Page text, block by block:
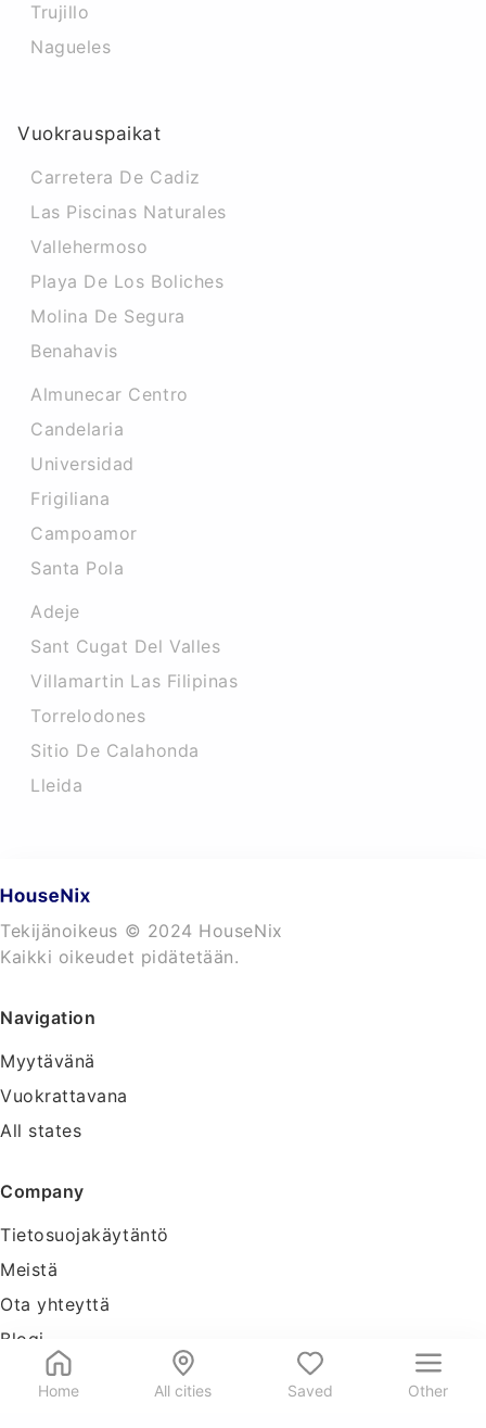
Home All cities Saved Other
Trujillo
Nagueles
Vuokrauspaikat
Carretera De Cadiz
Las Piscinas Naturales
Vallehermoso
Playa De Los Boliches
Molina De Segura
Benahavis
Almunecar Centro
Candelaria
Universidad
Frigiliana
Campoamor
Santa Pola
Adeje
Sant Cugat Del Valles
Villamartin Las Filipinas
Torrelodones
Sitio De Calahonda
Lleida
Tekijänoikeus © 2024 HouseNix
Kaikki oikeudet pidätetään.
Navigation
Myytävänä
Vuokrattavana
All states
Company
Tietosuojakäytäntö
Meistä
Ota yhteyttä
Blogi
Tools